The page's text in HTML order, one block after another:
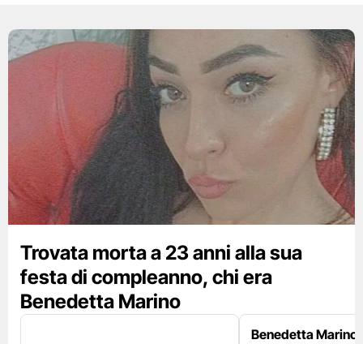
Trovata morta a 23 anni alla sua
festa di compleanno, chi era
Benedetta Marino
Benedetta Marino